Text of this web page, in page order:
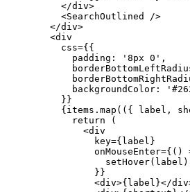
</div>
<SearchOutlined
/>
</div>
<
          css
={ {
            padding
: '8px 0' ,
            backgroundColor
:
} }
{ items . map ( ( { label ,
return
(
<
                key
={ label }
                onMouseEnter
={ ( )
setHover( label )
} }
<div>{ label }</div